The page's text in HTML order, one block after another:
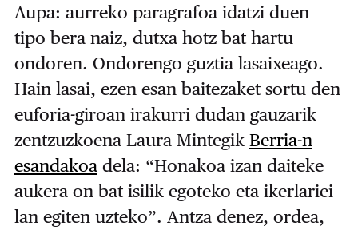
Aupa: aurreko paragrafoa idatzi duen
tipo bera naiz, dutxa hotz bat hartu
ondoren. Ondorengo guztia lasaixeago.
Hain lasai, ezen esan baitezaket sortu den
euforia-giroan irakurri dudan gauzarik
zentzuzkoena Laura Mintegik Berria-n
esandakoadela: “Honakoa izan daiteke
aukera on bat isilik egoteko eta ikerlariei
lan egiten uzteko”. Antza denez, ordea,